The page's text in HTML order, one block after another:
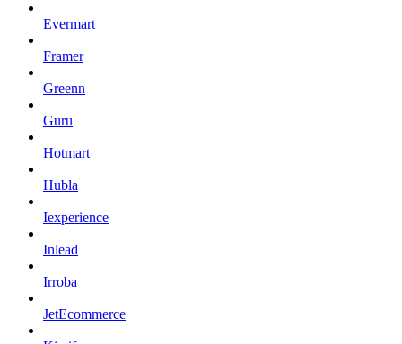
Evermart
Framer
Greenn
Guru
Hotmart
Hubla
Iexperience
Inlead
Irroba
JetEcommerce